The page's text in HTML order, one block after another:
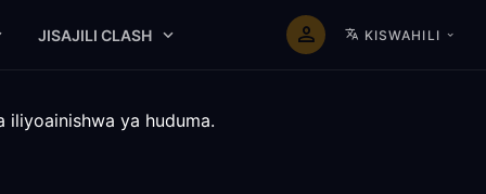
JISAJILI CLASH KISWAHILI
iliyoainishwa ya huduma.